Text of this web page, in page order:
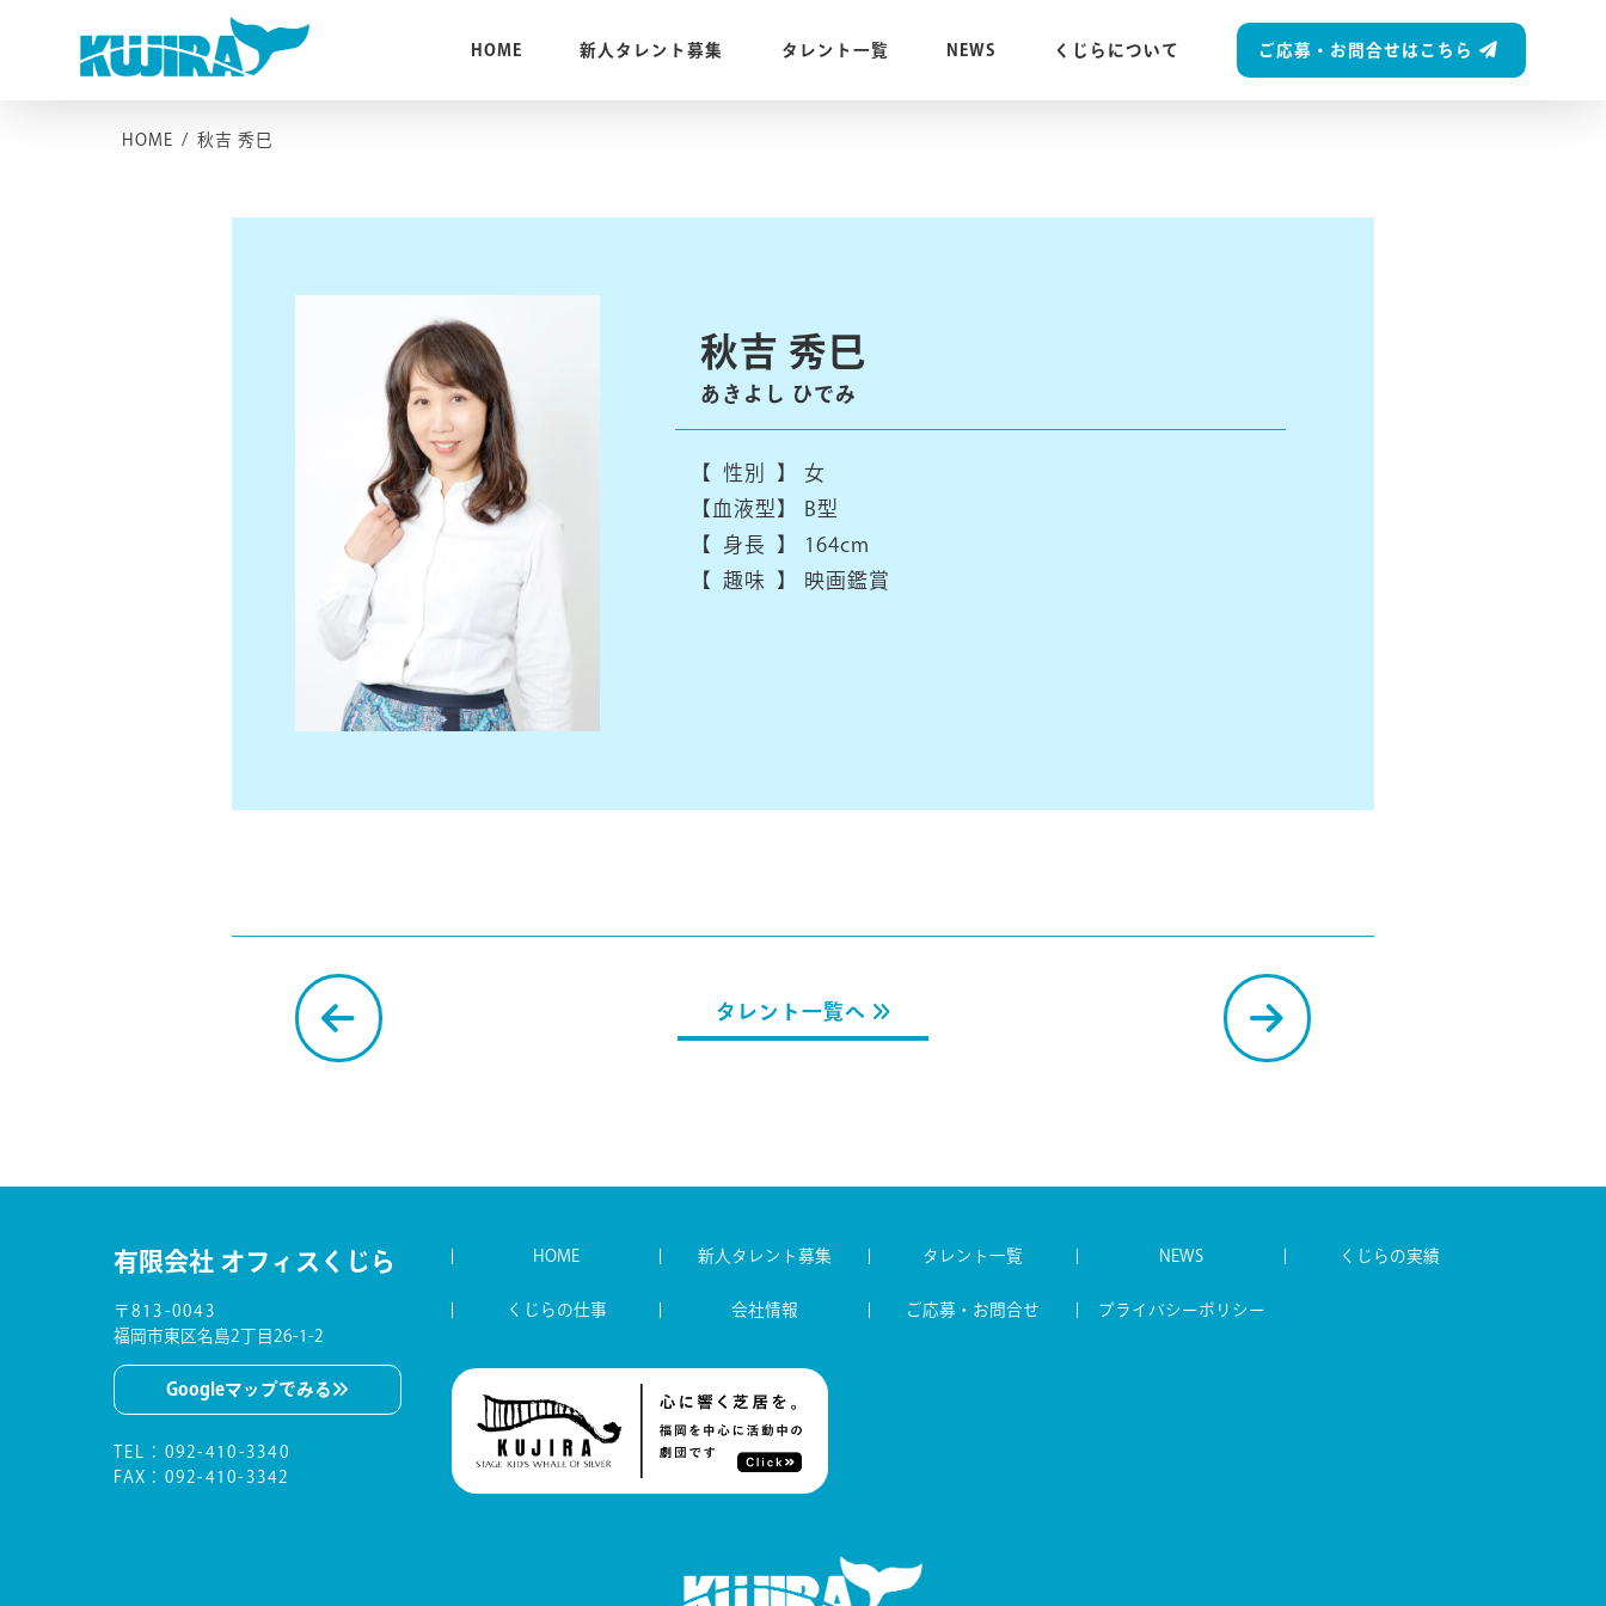
HOME 新人タレント募集 タレント一覧 NEWS くじらについて ご応募・お問合せはこちら
HOME / 秋吉 秀巳
秋吉 秀巳
あきよし ひでみ
【 性別 】
女
【血液型】
B型
【 身長 】
164cm
【 趣味 】
映画鑑賞
タレント一覧へ
有限会社 オフィスくじら
〒813-0043
福岡市東区名島2丁目26-1-2
Googleマップでみる
TEL ： 092-410-3340
FAX：092-410-3342
HOME 新人タレント募集 タレント一覧 NEWS くじらの実績
くじらの仕事 会社情報 ご応募・お問合せ プライバシーポリシー